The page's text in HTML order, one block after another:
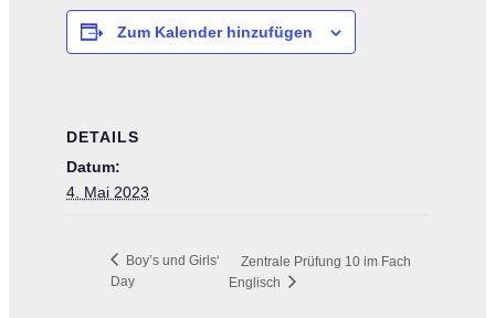
Zum Kalender hinzufügen
DETAILS
Datum:
4. Mai 2023
Boy’s und Girls‘
Day
Zentrale Prüfung 10 im Fach
Englisch